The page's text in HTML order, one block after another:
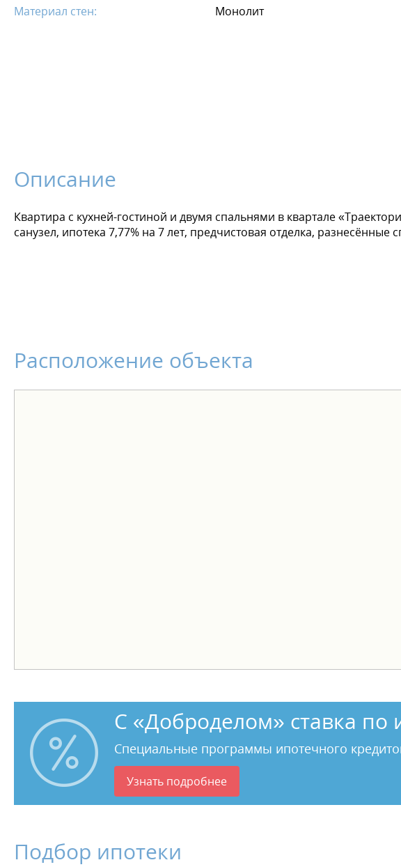
Материал стен:
Монолит
Описание
Квартира с кухней-гостиной и двумя спальнями в квартале
санузел, ипотека 7,77% на 7 лет, предчистовая отделка,
Расположение объекта
С «Доброделом» ставка по
Специальные программы ипотечного
Узнать подробнее
Подбор ипотеки